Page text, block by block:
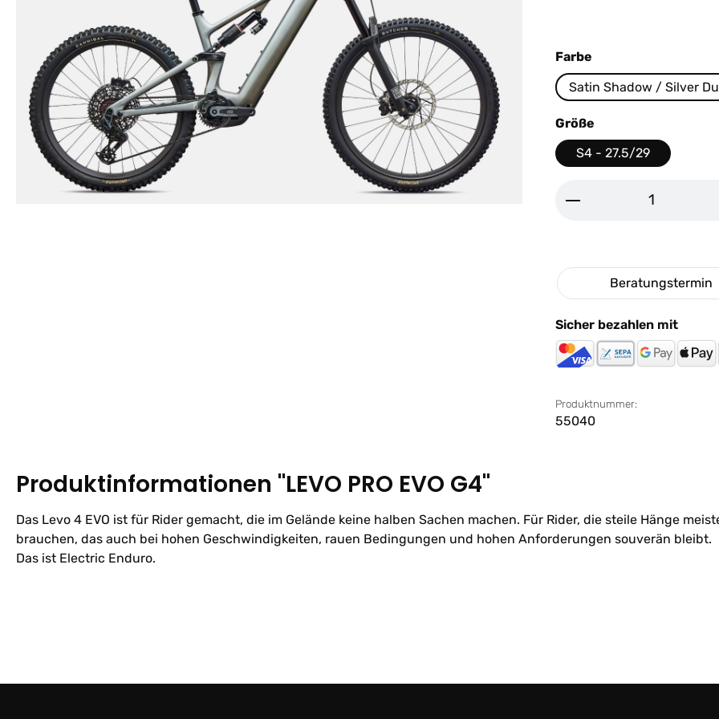
Farbe
Satin Shadow / Silver
Größe
S4 - 27.5/29
Produkt Anzahl:
Beratungstermin
Sicher bezahlen mit
Produktnummer:
55040
Produktinformationen "LEVO PRO EVO G4"
Das Levo 4 EVO ist für Rider gemacht, die im Gelände keine halben Sachen machen. Für Rider, die steile Hänge
brauchen, das auch bei hohen Geschwindigkeiten, rauen Bedingungen und hohen Anforderungen souverän bleibt.
Das ist Electric Enduro.